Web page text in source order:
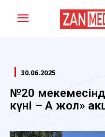
30.06.2025
№20 мекемесінде
күні – Ақ жол»